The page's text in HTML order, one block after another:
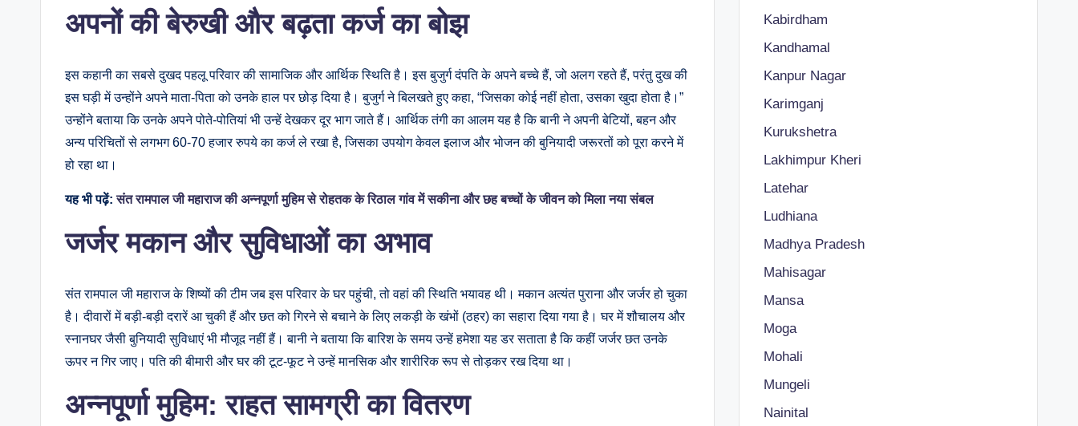
अपनों की बेरुखी और बढ़ता कर्ज का बोझ
इस कहानी का सबसे दुखद पहलू परिवार की सामाजिक और आर्थिक स्थिति है। इस बुजुर्ग दंपति के अपने बच्चे हैं, जो अलग रहते हैं, परंतु दुख की
इस घड़ी में उन्होंने अपने माता-पिता को उनके हाल पर छोड़ दिया है। बुजुर्ग ने बिलखते हुए कहा, “जिसका कोई नहीं होता, उसका खुदा होता है।”
उन्होंने बताया कि उनके अपने पोते-पोतियां भी उन्हें देखकर दूर भाग जाते हैं। आर्थिक तंगी का आलम यह है कि बानी ने अपनी बेटियों, बहन और
अन्य परिचितों से लगभग 60-70 हजार रुपये का कर्ज ले रखा है, जिसका उपयोग केवल इलाज और भोजन की बुनियादी जरूरतों को पूरा करने में
हो रहा था।
यह भी पढ़ें: संत रामपाल जी महाराज की अन्नपूर्णा मुहिम से रोहतक के रिठाल गांव में सकीना और छह बच्चों के जीवन को मिला नया संबल
जर्जर मकान और सुविधाओं का अभाव
संत रामपाल जी महाराज के शिष्यों की टीम जब इस परिवार के घर पहुंची, तो वहां की स्थिति भयावह थी। मकान अत्यंत पुराना और जर्जर हो चुका
है। दीवारों में बड़ी-बड़ी दरारें आ चुकी हैं और छत को गिरने से बचाने के लिए लकड़ी के खंभों (ठहर) का सहारा दिया गया है। घर में शौचालय और
स्नानघर जैसी बुनियादी सुविधाएं भी मौजूद नहीं हैं। बानी ने बताया कि बारिश के समय उन्हें हमेशा यह डर सताता है कि कहीं जर्जर छत उनके
ऊपर न गिर जाए। पति की बीमारी और घर की टूट-फूट ने उन्हें मानसिक और शारीरिक रूप से तोड़कर रख दिया था।
अन्नपूर्णा मुहिम: राहत सामग्री का वितरण
Kabirdham
Kandhamal
Kanpur Nagar
Karimganj
Kurukshetra
Lakhimpur Kheri
Latehar
Ludhiana
Madhya Pradesh
Mahisagar
Mansa
Moga
Mohali
Mungeli
Nainital